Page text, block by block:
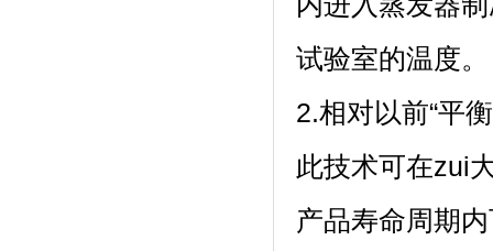
试验室的温度。
2.相对以前“平衡
此技术可在zui大
产品寿命周期